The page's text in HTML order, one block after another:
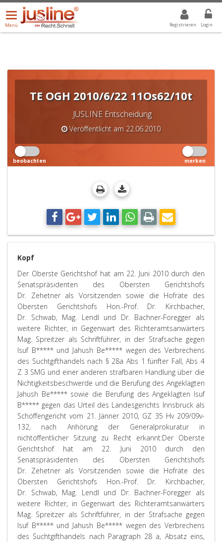
Registrieren Login
Menü
öffnen/schließen
Menü
ALLE DROPDOWN: GEWÄHLTER WERT IST ALLE
TE OGH 2010/6/22 11Os62/10t
JUSLINE Entscheidung
Veröffentlicht am 22.06.2010
beobachten merken
Kopf
Der Oberste Gerichtshof hat am 22. Juni 2010 durch den
Senatspräsidenten des Obersten Gerichtshofs
Dr. Zehetner als Vorsitzenden sowie die Hofräte des
Obersten Gerichtshofs Hon.-Prof. Dr. Kirchbacher,
Dr. Schwab, Mag. Lendl und Dr. Bachner-Foregger als
weitere Richter, in Gegenwart des Richteramtsanwärters
Mag. Spreitzer als Schriftführer, in der Strafsache gegen
Isuf B***** und Jahush Be***** wegen des Verbrechens
des Suchtgifthandels nach § 28a Abs 1 fünfter Fall, Abs 4
Z 3 SMG und einer anderen strafbaren Handlung über die
Nichtigkeitsbeschwerde und die Berufung des Angeklagten
Jahush Be***** sowie die Berufung des Angeklagten Isuf
B***** gegen das Urteil des Landesgerichts Innsbruck als
Schöffengericht vom 21. Jänner 2010, GZ 35 Hv 209/09v-
132, nach Anhörung der Generalprokuratur in
nichtöffentlicher Sitzung zu Recht erkannt:Der Oberste
Gerichtshof hat am 22. Juni 2010 durch den
Senatspräsidenten des Obersten Gerichtshofs
Dr. Zehetner als Vorsitzenden sowie die Hofräte des
Obersten Gerichtshofs Hon.-Prof. Dr. Kirchbacher,
Dr. Schwab, Mag. Lendl und Dr. Bachner-Foregger als
weitere Richter, in Gegenwart des Richteramtsanwärters
Mag. Spreitzer als Schriftführer, in der Strafsache gegen
Isuf B***** und Jahush Be***** wegen des Verbrechens
des Suchtgifthandels nach Paragraph 28 a, Absatz eins,